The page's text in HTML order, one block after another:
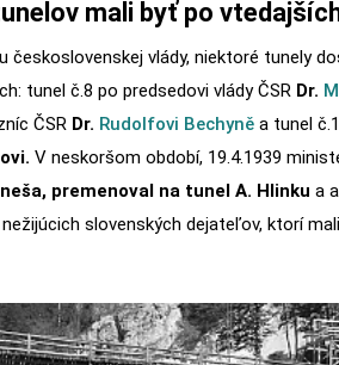
mali byť po
československej vlády, niektoré tunely
tunel č.8 po predsedovi vlády ČSRDr.
ČSR Dr. Rudolfovi Bechyněa tunel
V neskoršom období, 19.4.1939
premenoval na tunel A. Hlinku a
slovenských dejateľov, ktorí